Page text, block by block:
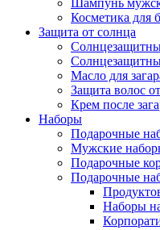
Шампунь
Косметика для
Защита от солнца
Масло для
Защита волос
Крем после
Наборы
Подарочные
Мужские
Подарочные
Подарочные
Наборы